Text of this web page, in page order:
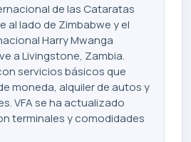
de las Cataratas
al lado de Zimbabwe y el
Harry Mwanga
a Livingstone, Zambia.
servicios básicos que
moneda, alquiler de autos y
VFA se ha actualizado
terminales y comodidades